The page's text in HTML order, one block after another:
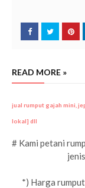
READ MORE »
jual rumput gajah mini,
lokal] dll
# Kami petani
*) Harga